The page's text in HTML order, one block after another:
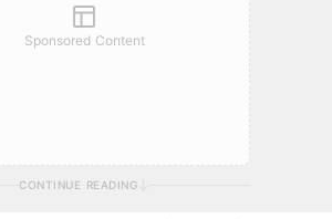
Sponsored Content
CONTINUE READING